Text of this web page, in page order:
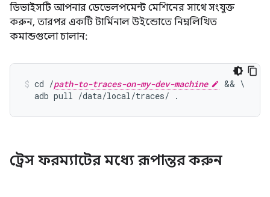
ডিভাইসটি আপনার ডেভেলপমেন্ট মেশিনের সাথে সংযুক্ত
করুন, তারপর একটি টার্মিনাল উইন্ডোতে নিম্নলিখিত
কমান্ডগুলো চালান:
cd /path-to-traces-on-my-dev-machine
&& \
  adb pull /data/local/traces/ .
ট্রেস ফরম্যাটের মধ্যে রূপান্তর করুন